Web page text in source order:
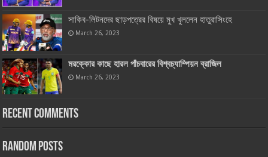
সাকিব-লিটনদের ছাড়পত্রের বিষয়ে মুখ খুললেন হাতুরাসিংহে
March 26, 2023
মরক্কোর কাছে হারল পাঁচবারের বিশ্বচ্যাম্পিয়ন ব্রাজিল
March 26, 2023
Recent Comments
Random Posts